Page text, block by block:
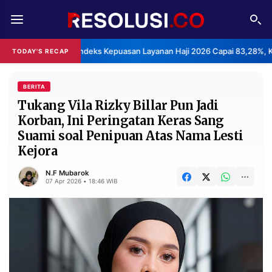
TODAY'S RECAPBPS: Indeks Kepuasan Layanan Haji 2026 Capai 83,28%,
REDAKSI TENTANG
RESOLUSI IKLAN
RUBRIKASI
EDITORIAL AKSARA
FINANSIA
DAERAH NASIONAL
MANCA
INFORMASI
BERITA
Tukang Vila Rizky Billar Pun Jadi
Korban, Ini Peringatan Keras Sang
Suami soal Penipuan Atas Nama Lesti
Kejora
N.F Mubarok
07 Apr 2026 • 18:46 WIB